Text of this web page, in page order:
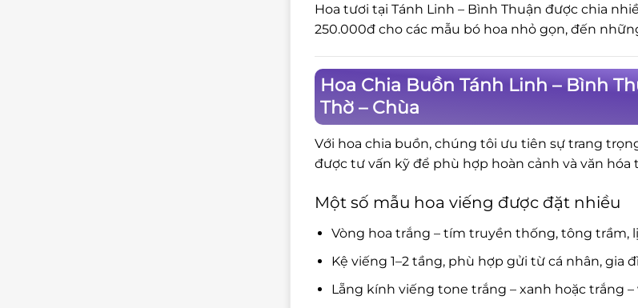
Hoa tươi tại Tánh Linh – Bình Thuận được chia
250.000đ cho các mẫu bó hoa nhỏ gọn, đến
Hoa Chia Buồn Tánh Linh – Bình
Thờ – Chùa
Với hoa chia buồn, chúng tôi ưu tiên sự trang
được tư vấn kỹ để phù hợp hoàn cảnh và văn hóa
Một số mẫu hoa viếng được đặt nhiều
Vòng hoa trắng – tím truyền thống, tông trầm,
Kệ viếng 1–2 tầng, phù hợp gửi từ cá nhân, gia
Lẵng kính viếng tone trắng – xanh hoặc trắng –